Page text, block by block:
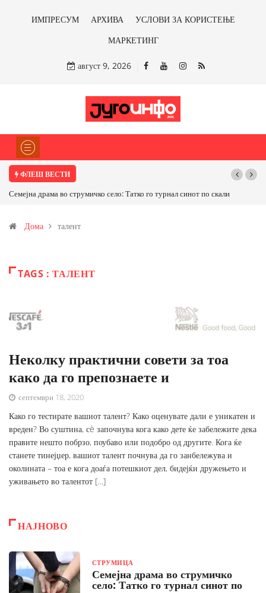
ИМПРЕСУМ АРХИВА
УСЛОВИ ЗА КОРИСТЕЊЕ
МАРКЕТИНГ
август 9, 2026
ФЛЕШ ВЕСТИ
Семејна драма во струмичко село: Татко го турнал синот по скали
Дома талент
TAGS : ТАЛЕНТ
Неколку практични совети за тоа
како да го препознаете и
септември 18, 2020
Како го тестирате вашиот талент? Како оценувате дали е уникатен и
вреден? Во суштина, сè започнува кога како дете ќе забележите дека
правите нешто побрзо, поубаво или подобро од другите. Кога ќе
станете тинејџер, вашиот талент почнува да го занбележува и
околината – тоа е кога доаѓа потешкиот дел, бидејќи дружењето и
уживањето во талентот […]
НАЈНОВО
СТРУМИЦА
Семејна драма во струмичко
село: Татко го турнал синот по